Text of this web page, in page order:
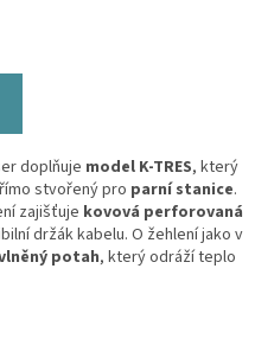
doplňuje model K-TRES, který
stvořený pro parní stanice.
zajišťuje kovová perforovaná
držák kabelu. O žehlení jako v
potah, který odráží teplo